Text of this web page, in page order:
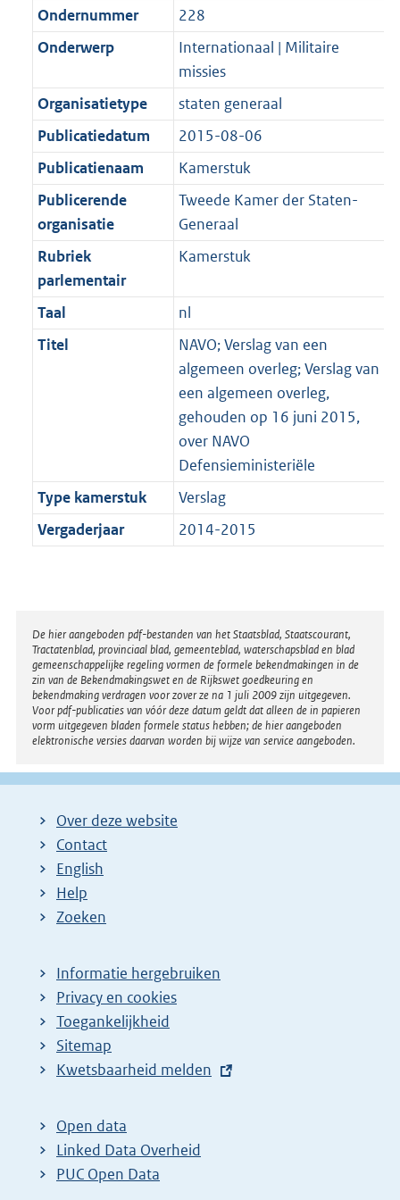
Ondernummer
228
Onderwerp
Internationaal | Militaire
missies
Organisatietype
staten generaal
Publicatiedatum
2015-08-06
Publicatienaam
Kamerstuk
Publicerende
organisatie
Tweede Kamer der Staten-
Generaal
Rubriek
parlementair
Kamerstuk
Taal
nl
Titel
NAVO; Verslag van een
algemeen overleg; Verslag van
een algemeen overleg,
gehouden op 16 juni 2015,
over NAVO
Defensieministeriële
Type kamerstuk
Verslag
Vergaderjaar
2014-2015
Disclaimer
De hier aangeboden pdf-bestanden van het Staatsblad, Staatscourant,
Tractatenblad, provinciaal blad, gemeenteblad, waterschapsblad en blad
gemeenschappelijke regeling vormen de formele bekendmakingen in de
zin van de Bekendmakingswet en de Rijkswet goedkeuring en
bekendmaking verdragen voor zover ze na 1 juli 2009 zijn uitgegeven.
Voor pdf-publicaties van vóór deze datum geldt dat alleen de in papieren
vorm uitgegeven bladen formele status hebben; de hier aangeboden
elektronische versies daarvan worden bij wijze van service aangeboden.
Over deze website
Contact
English
Help
Zoeken
Informatie hergebruiken
Privacy en cookies
Toegankelijkheid
Sitemap
E
t
e
r
Kwetsbaarheid melden
Open data
Linked Data Overheid
PUC Open Data